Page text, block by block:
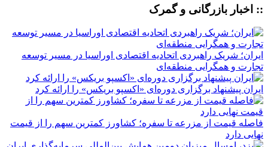
:: اخبار بازرگانی و گمرک
ایران؛ شریک راهبردی اتحادیه اقتصادی اوراسیا در مسیر توسعه
تجارت و همگرایی منطقه‌ای
ایران پیشنهاد برگزاری دوره‌ای «اکسپو بریکس» را ارائه کرد
فاصله قیمت از مزرعه تا سفره؛ کشاورز کمترین سهم را از قیمت
نهایی دارد